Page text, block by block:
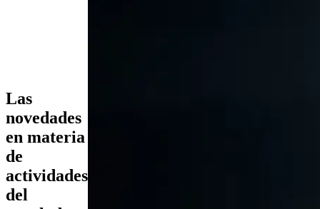
Las
novedades
en materia
de
actividades
del